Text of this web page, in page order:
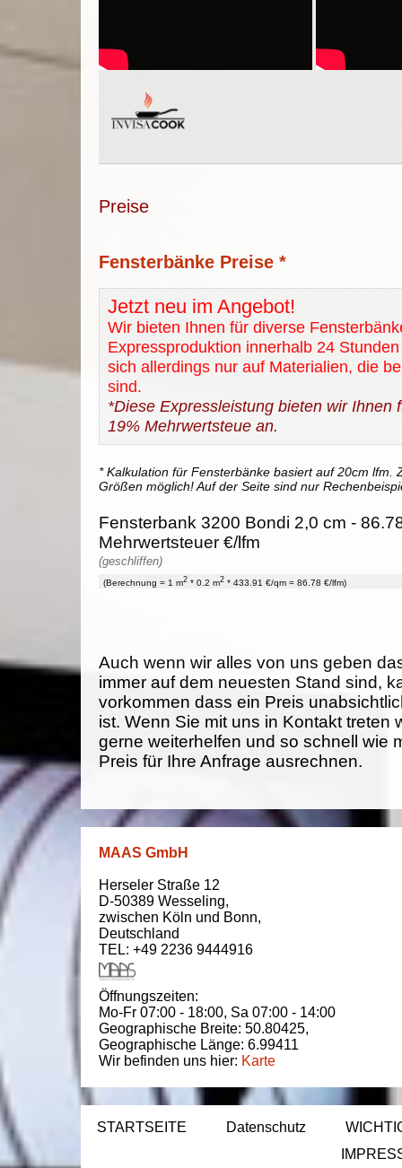
Preise
Fensterbänke Preise *
Jetzt neu im Angebot!
Wir bieten Ihnen für diverse
Expressproduktion innerhalb 24
sich allerdings nur auf Materialien, die
sind.
*Diese Expressleistung bieten wir Ihnen
19% Mehrwertsteue an.
* Kalkulation für Fensterbänke basiert auf 20cm lfm.
Größen möglich! Auf der Seite sind nur
Fensterbank 3200 Bondi 2,0 cm -
Mehrwertsteuer €/lfm
(geschliffen)
(Berechnung = 1 m2 * 0.2 m2 * 433.91 €/qm = 86.78 €/lfm)
Auch wenn wir alles von uns geben
immer auf dem neuesten Stand sind,
vorkommen dass ein Preis
ist. Wenn Sie mit uns in Kontakt treten
gerne weiterhelfen und so schnell wie
Preis für Ihre Anfrage ausrechnen.
MAAS GmbH
Herseler Straße 12
D-50389 Wesseling,
zwischen Köln und Bonn,
Deutschland
TEL: +49 2236 9444916
Öffnungszeiten:
Mo-Fr 07:00 - 18:00, Sa 07:00 - 14:00
Geographische Breite: 50.80425,
Geographische Länge: 6.99411
Wir befinden uns hier: Karte
STARTSEITE Datenschutz